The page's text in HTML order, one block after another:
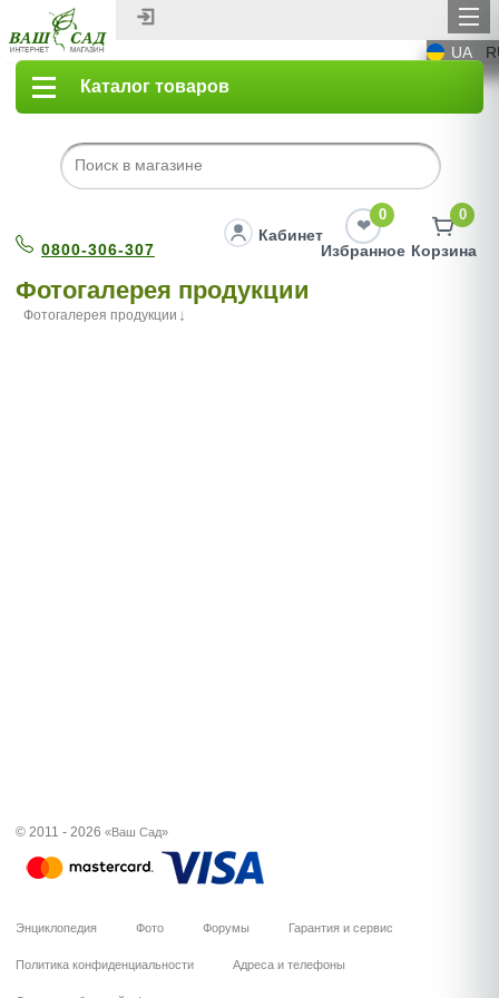
UA
Каталог товаров
0800-306-307
Кабинет
0
Избранное
0
Корзина
Фотогалерея продукции
Фотогалерея продукции
© 2011 - 2026 «Ваш Сад»
Энциклопедия Фото Форумы Гарантия и сервис
Политика конфиденциальности Адреса и телефоны